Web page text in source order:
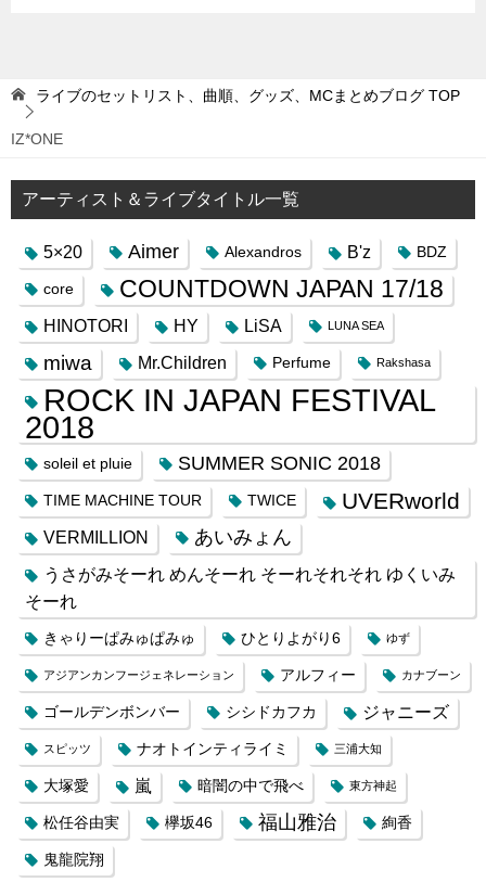
ライブのセットリスト、曲順、グッズ、MCまとめブログ TOP
IZ*ONE
アーティスト＆ライブタイトル一覧
5×20 Aimer Alexandros B'z BDZ
core COUNTDOWN JAPAN 17/18
HINOTORI HY LiSA LUNA SEA
miwa Mr.Children Perfume Rakshasa
ROCK IN JAPAN FESTIVAL
2018
soleil et pluie SUMMER SONIC 2018
TIME MACHINE TOUR TWICE UVERworld
VERMILLION あいみょん
うさがみそーれ めんそーれ そーれそれそれ ゆくいみ
そーれ
きゃりーぱみゅぱみゅ ひとりよがり6 ゆず
アジアンカンフージェネレーション アルフィー カナブーン
ゴールデンボンバー シシドカフカ ジャニーズ
スピッツ ナオトインティライミ 三浦大知
大塚愛 嵐 暗闇の中で飛べ 東方神起
松任谷由実 欅坂46 福山雅治 絢香
鬼龍院翔